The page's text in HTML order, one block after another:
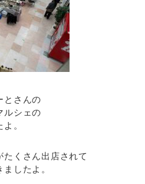
とさんの
ルシェの
。
たくさん出店されて
したよ。